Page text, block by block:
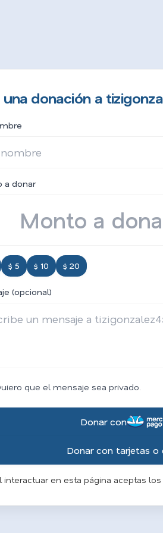
una donación a
a donar
$ 5 $ 10 $ 20
(opcional)
que el mensaje sea privado.
Donar con
Donar con tarjetas o
interactuar en esta página aceptas los